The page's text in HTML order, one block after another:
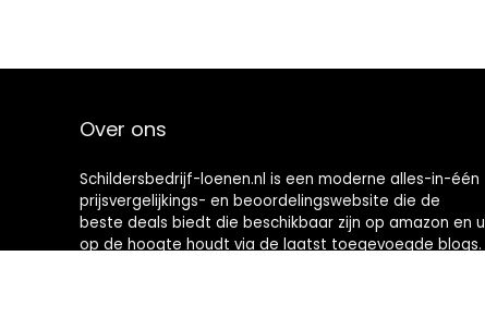
Over ons
Schildersbedrijf-loenen.nl is een moderne alles-in-één
prijsvergelijkings- en beoordelingswebsite die de
beste deals biedt die beschikbaar zijn op amazon en u
op de hoogte houdt via de laatst toegevoegde blogs.